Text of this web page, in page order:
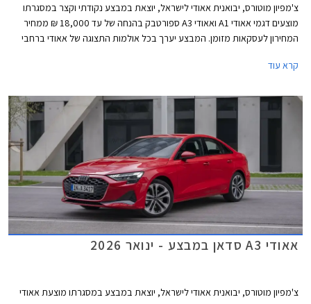
צ'מפיון מוטורס, יבואנית אאודי לישראל, יוצאת במבצע נקודתי וקצר במסגרתו
מוצעים דגמי אאודי A1 ואאודי A3 ספורטבק בהנחה של עד 18,000 ₪ ממחיר
המחירון לעסקאות מזומן. המבצע יערך בכל אולמות התצוגה של אאודי ברחבי
קרא עוד
אאודי A3 סדאן במבצע - ינואר 2026
צ'מפיון מוטורס, יבואנית אאודי לישראל, יוצאת במבצע במסגרתו מוצעת אאודי